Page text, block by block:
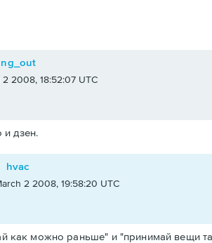
2 2008, 18:52:07 UTC
и дзен.
hvac
2 2008, 19:58:20 UTC
как можно раньше" и "принимай вещи